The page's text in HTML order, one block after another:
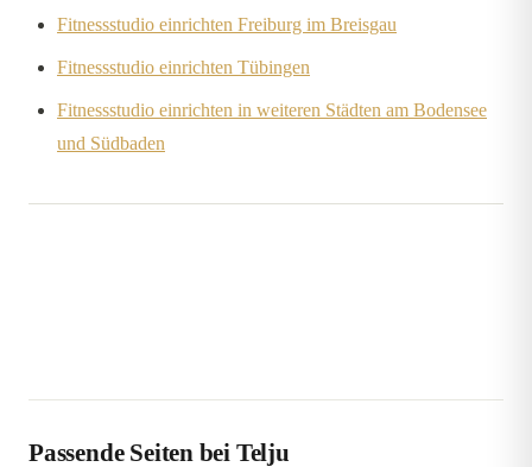
Fitnessstudio einrichten Freiburg im Breisgau
Fitnessstudio einrichten Tübingen
Fitnessstudio einrichten in weiteren Städten am Bodensee
und Südbaden
Passende Seiten bei Telju